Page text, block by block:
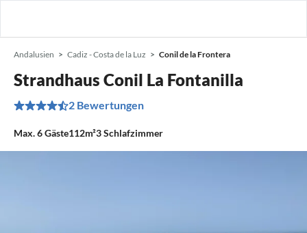
Andalusien Cadiz - Costa de la Luz Conil de la Frontera
Strandhaus Conil La Fontanilla
2 Bewertungen
Max.6Gäste112m²3Schlafzimmer